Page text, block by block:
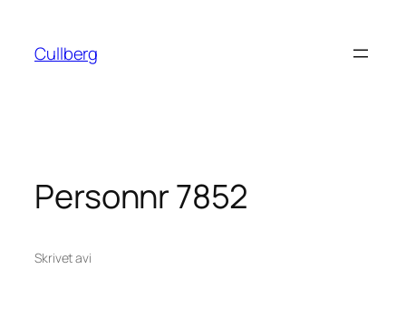
innehåll
Cullberg
Personnr 7852
Skrivet avi